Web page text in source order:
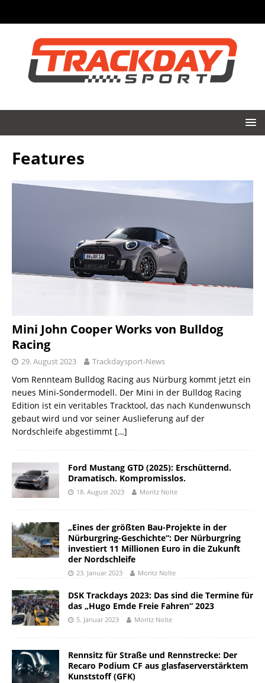
Features
Mini John Cooper Works von Bulldog
Racing
29. August 2023 Trackdaysport-News
Vom Rennteam Bulldog Racing aus Nürburg kommt jetzt ein
neues Mini-Sondermodell. Der Mini in der Bulldog Racing
Edition ist ein veritables Tracktool, das nach Kundenwunsch
gebaut wird und vor seiner Auslieferung auf der
Nordschleife abgestimmt […]
Ford Mustang GTD (2025): Erschütternd.
Dramatisch. Kompromisslos.
18. August 2023 Moritz Nolte
„Eines der größten Bau-Projekte in der
Nürburgring-Geschichte“: Der Nürburgring
investiert 11 Millionen Euro in die Zukunft
der Nordschleife
23. Januar 2023 Moritz Nolte
DSK Trackdays 2023: Das sind die Termine für
das „Hugo Emde Freie Fahren“ 2023
5. Januar 2023 Moritz Nolte
Rennsitz für Straße und Rennstrecke: Der
Recaro Podium CF aus glasfaserverstärktem
Kunststoff (GFK)